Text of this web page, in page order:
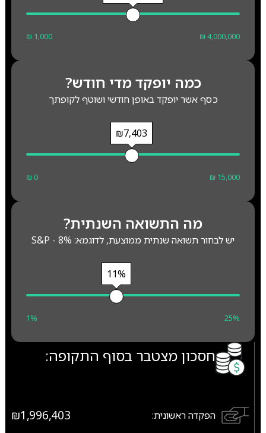
₪ 1,000 ₪ 4,000,000
כמה יופקד מדי חודש?
כסף אשר יופקד באופן חודשי ושוטף לקופתך
₪7,403
₪ 0 ₪ 15,000
מה התשואה השנתית?
יש לבחור תשואה שנתית ממוצעת, לדוגמא: S&P - 8%
11%
1% 25%
חסכון מצטבר בסוף התקופה:
הפקדה ראשונית: ₪1,996,403